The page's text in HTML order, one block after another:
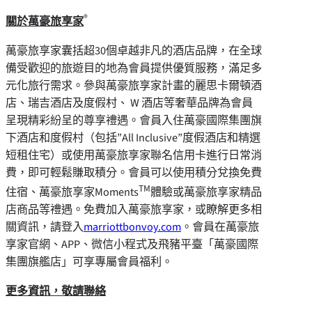
關於萬豪旅享家®
萬豪旅享家囊括超30個卓越非凡的酒店品牌，在全球
備受歡迎的旅遊目的地為會員提供優質服務，滿足多
元化旅行需求。參與萬豪旅享家計畫的麗思卡爾頓酒
店、瑞吉酒店及度假村、 W 酒店等奢華品牌為會員
呈現精彩紛呈的尊享禮遇。會員入住萬豪國際集團旗
下酒店和度假村（包括”All Inclusive”度假酒店和精選
短租住宅）或使用萬豪旅享家聯名信用卡進行日常消
費，即可輕鬆賺取積分。會員可以使用積分兌換免費
住宿、萬豪旅享家MomentsTM體驗或萬豪旅享家精品
店商品等禮遇。免費加入萬豪旅享家，或瞭解更多相
關資訊，請登入marriottbonvoy.com 。會員在萬豪旅
享家官網、APP、微信小程式及飛豬平臺「萬豪國際
集團旗艦店」可享專屬會員福利。
更多資訊，敬請聯絡